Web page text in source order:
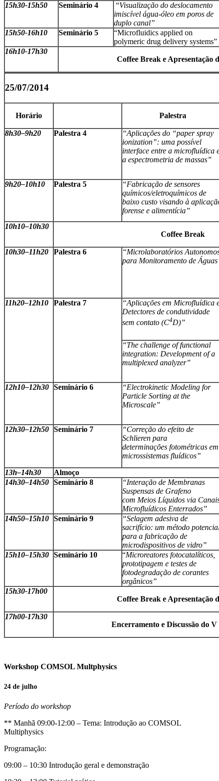
15h30-15h50
Seminário 4 “Visualização do deslocamento
imiscível água-óleo em poros de
duplo canal”
15h50-16h10
Seminário 5
“Microfluidics applied on
polymeric drug delivery systems”
16h10-17h30
Coffee Break e Apresentação
25/07/2014
Horário Palestra
8h30–9h20 Palestra 4
“Aplicações do “paper spray
ionization”: uma possível
interface entre a microfluídica
a espectrometria de massas”
9h20–10h10 Palestra 5
“Fabricação de sensores
químicos/eletroquímicos de
baixo custo visando à
forense e alimentícia”
10h10–10h30
Coffee Break
10h30–11h20 Palestra 6
“Microlaboratórios
para Monitoramento de
11h20–12h10 Palestra 7
“Aplicações em Microfluídica
Detectores de condutividade
sem contato (C4D)”
“The challenge of functional
integration: Development of a
multiplexed analyzer”
12h10–12h30 Seminário 6
“Electrokinetic Modeling for
Particle Sorting at the
Microscale”
12h30–12h50 Seminário 7
“Correção do efeito de
Schlieren para
determinações fotométricas em
microssistemas fluídicos”
13h–14h30
Almoço
14h30–14h50 Seminário 8
“Interação de Membranas
Suspensas de Grafeno
com Meios Líquidos via
Microfluídicos Enterrados”
14h50–15h10 Seminário 9
“Selagem adesiva de
sacrifício: um método
para a fabricação de
microdispositivos de vidro”
15h10–15h30 Seminário 10 “Microreatores fotocatalíticos,
prototipagem e testes de
fotodegradação de corantes
orgânicos”
15h30-17h00
Coffee Break e Apresentação
17h00-17h30
Encerramento e Discussão do
Workshop COMSOL Multphysics
24 de julho
Período do workshop
** Manhã 09:00-12:00 – Tema: Introdução ao COMSOL
Multiphysics
Programação:
09:00 – 10:30 Introdução geral e demonstração